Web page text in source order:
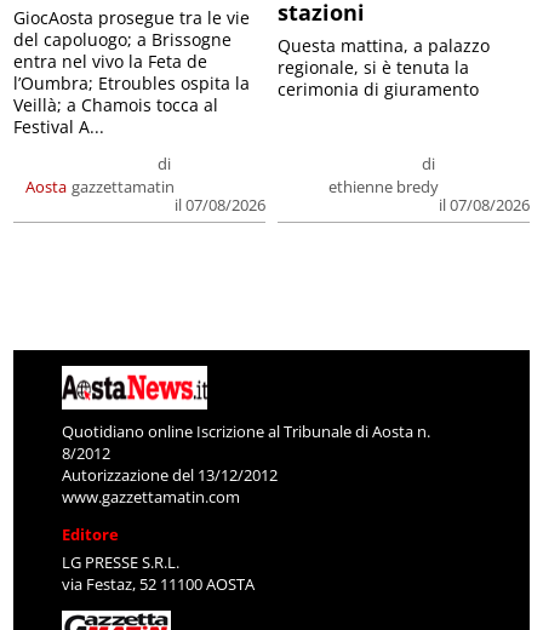
Aosta
di
gazzettamatin
il 07/08/2026
GiocAosta prosegue tra le vie
del capoluogo; a Brissogne
entra nel vivo la Feta de
l’Oumbra; Etroubles ospita la
Veillà; a Chamois tocca al
Festival A...
stazioni
di
ethienne bredy
il 07/08/2026
Questa mattina, a palazzo
regionale, si è tenuta la
cerimonia di giuramento
Quotidiano online Iscrizione al Tribunale di Aosta n.
8/2012
Autorizzazione del 13/12/2012
www.gazzettamatin.com
Editore
LG PRESSE S.R.L.
via Festaz, 52 11100 AOSTA